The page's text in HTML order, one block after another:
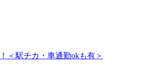
＜駅チカ・車通勤okも有＞